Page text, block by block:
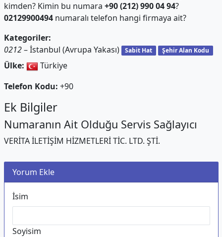
kimden? Kimin bu numara +90 (212) 990 04 94?
02129900494numaralı telefon hangi firmaya ait?
Kategoriler:
0212– İstanbul (Avrupa Yakası) Sabit Hat Şehir Alan Kodu
Ülke:
Türkiye
Telefon Kodu: +90
Ek Bilgiler
Numaranın Ait Olduğu Servis Sağlayıcı
VERİTA İLETİŞİM HİZMETLERİ TİC. LTD. ŞTİ.
Yorum Ekle
İsim
Soyisim